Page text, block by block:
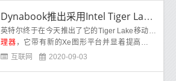
Dynabook推出采用Intel Tiger Lake的新型Portégé笔记本电脑
英特尔终于在今天推出了它的Tiger Lake移动处
理器 ，它带有新的Xe图形平台并显着提高了性
能。在宣布这一消息之后，Dynabook已更新了
互联网 2020-09-03